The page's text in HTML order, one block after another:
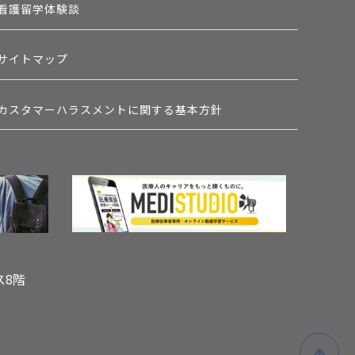
護留学体験談
イトマップ
スタマーハラスメントに関する基本方針
8階